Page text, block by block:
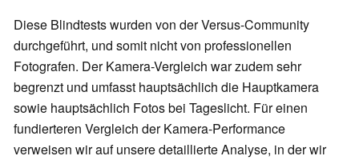
Diese Blindtests wurden von der Versus-Community
durchgeführt, und somit nicht von professionellen
Fotografen. Der Kamera-Vergleich war zudem sehr
begrenzt und umfasst hauptsächlich die Hauptkamera
sowie hauptsächlich Fotos bei Tageslicht. Für einen
fundierteren Vergleich der Kamera-Performance
verweisen wir auf unsere detaillierte Analyse, in der wir